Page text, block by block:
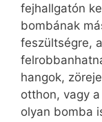
fejhallgatón
bombának
feszültségre,
hangok,
otthon, vagy
olyan bomba